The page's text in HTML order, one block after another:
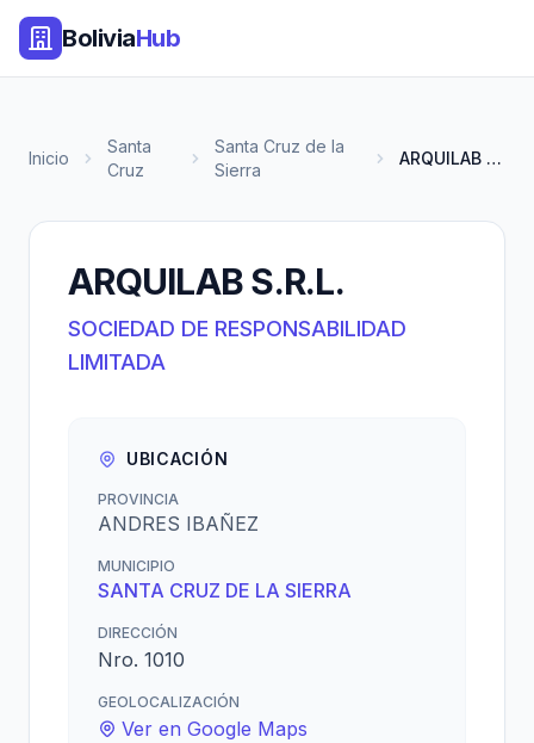
BoliviaHub
Inicio
Santa
Cruz
Santa Cruz de la
Sierra
ARQUILAB S.R.L.
ARQUILAB S.R.L.
SOCIEDAD DE RESPONSABILIDAD
LIMITADA
UBICACIÓN
PROVINCIA
ANDRES IBAÑEZ
MUNICIPIO
SANTA CRUZ DE LA SIERRA
DIRECCIÓN
Nro. 1010
GEOLOCALIZACIÓN
Ver en Google Maps